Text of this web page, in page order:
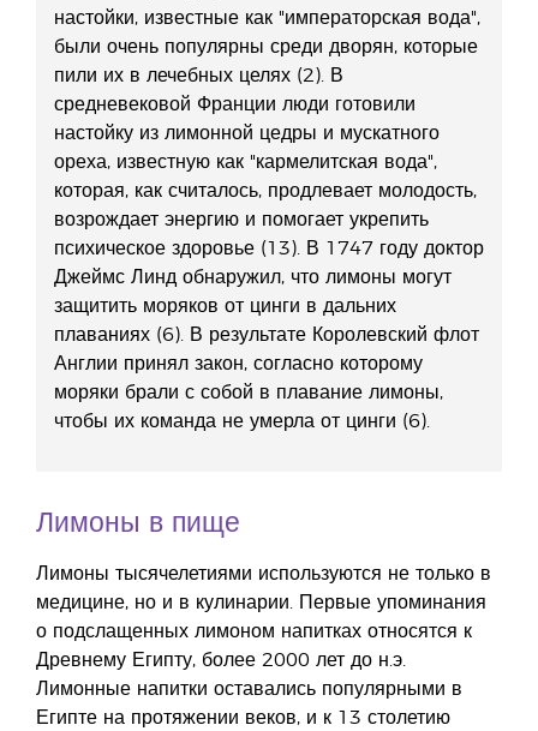
настойки, известные как "императорская вода",
были очень популярны среди дворян, которые
пили их в лечебных целях (2). В
средневековой Франции люди готовили
настойку из лимонной цедры и мускатного
ореха, известную как "кармелитская вода",
которая, как считалось, продлевает молодость,
возрождает энергию и помогает укрепить
психическое здоровье (13). В 1747 году доктор
Джеймс Линд обнаружил, что лимоны могут
защитить моряков от цинги в дальних
плаваниях (6). В результате Королевский флот
Англии принял закон, согласно которому
моряки брали с собой в плавание лимоны,
чтобы их команда не умерла от цинги (6).
Лимоны в пище
Лимоны тысячелетиями используются не только в
медицине, но и в кулинарии. Первые упоминания
о подслащенных лимоном напитках относятся к
Древнему Египту, более 2000 лет до н.э.
Лимонные напитки оставались популярными в
Египте на протяжении веков, и к 13 столетию